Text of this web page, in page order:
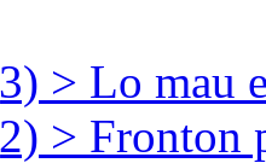
> Lo mau
> Fronton